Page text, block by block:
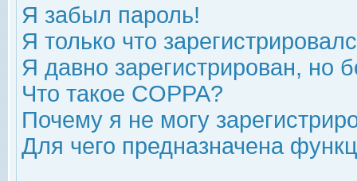
Я забыл пароль!
Я только что
Я давно зарегистрирован, но
Что такое COPPA?
Почему я не могу
Для чего предназначена